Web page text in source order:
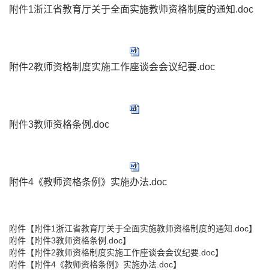
附件1浙江省教育厅关于全面实施教师资格制度的通知.doc
附件2教师资格制度实施工作座谈会会议纪要.doc
附件3教师资格条例.doc
附件4《教师资格条例》实施办法.doc
附件【附件1浙江省教育厅关于全面实施教师资格制度的通知.doc】
附件【附件3教师资格条例.doc】
附件【附件2教师资格制度实施工作座谈会会议纪要.doc】
附件【附件4《教师资格条例》实施办法.doc】